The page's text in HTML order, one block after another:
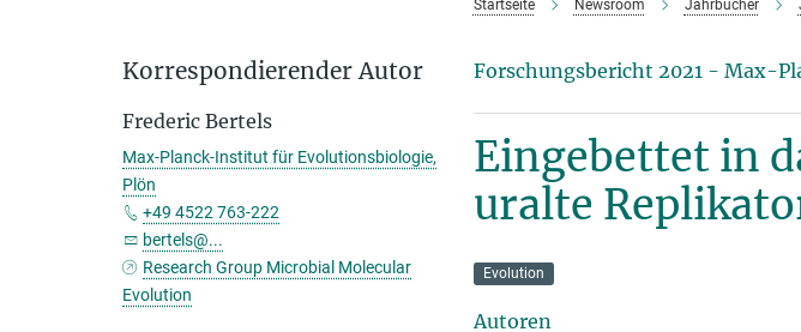
Startseite Newsroom Jahrbücher
Forschungsbericht 2021 - Max-
Eingebettet in
uralte
Evolution
Autoren
Korrespondierender Autor
Frederic Bertels
Max-Planck-Institut für Evolutionsbiologie,
Plön
+49 4522 763-222
bertels@...
Research Group Microbial Molecular
Evolution